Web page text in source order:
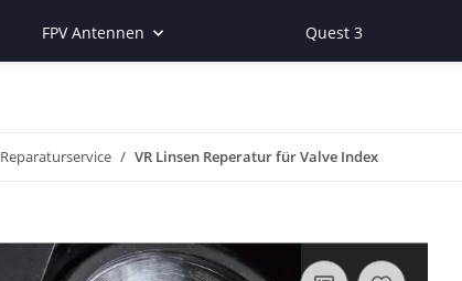
FPV Antennen Quest 3
Reparaturservice VR Linsen Reperatur für Valve Index